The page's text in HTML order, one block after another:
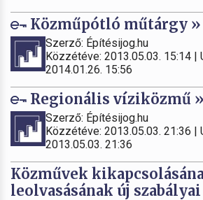
Közműpótló műtárgy »
Szerző: Építésijog.hu
Közzétéve: 2013.05.03. 15:14
2014.01.26. 15:56
Regionális víziközmű »
Szerző: Építésijog.hu
Közzétéve: 2013.05.03. 21:36
2013.05.03. 21:36
Közművek
leolvasásának új